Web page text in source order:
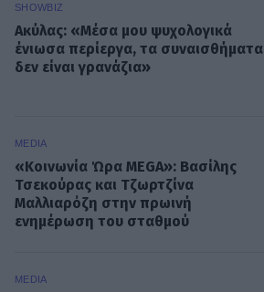
SHOWBIZ
Ακύλας: «Μέσα μου ψυχολογικά
ένιωσα περίεργα, τα συναισθήματα
δεν είναι γρανάζια»
MEDIA
«Κοινωνία Ώρα MEGA»: Βασίλης
Τσεκούρας και Τζωρτζίνα
Μαλλιαρόζη στην πρωινή
ενημέρωση του σταθμού
MEDIA